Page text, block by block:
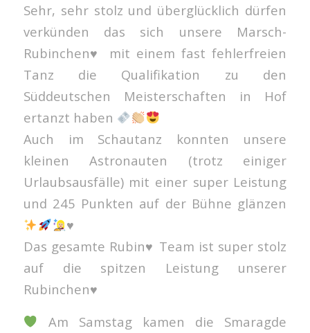
Sehr, sehr stolz und überglücklich dürfen
verkünden das sich unsere Marsch-
Rubinchen♥️
mit einem fast fehlerfreien
Tanz die Qualifikation zu den
Süddeutschen Meisterschaften in Hof
ertanzt haben
Auch im Schautanz konnten unsere
kleinen Astronauten (trotz einiger
Urlaubsausfälle) mit einer super Leistung
und 245 Punkten auf der Bühne glänzen
♥️
Das gesamte Rubin♥️ Team ist super stolz
auf die spitzen Leistung unserer
Rubinchen♥️
Am Samstag kamen die Smaragde